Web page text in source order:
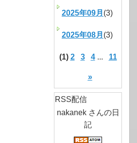
2025年09月 (3)
2025年08月 (3)
(1) 2 3 4... 11
»
RSS配信
nakanek さんの日
記